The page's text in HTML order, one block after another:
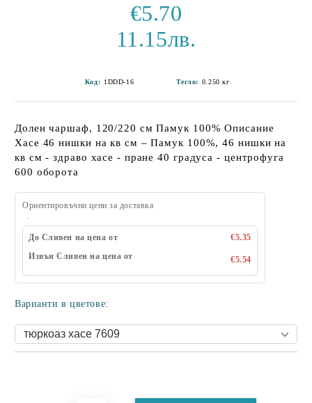
€5.70
11.15лв.
Код: 1DDD-16 Тегло: 0.250 кг
Долен чаршаф, 120/220 см Памук 100% Описание
Хасе 46 нишки на кв см – Памук 100%, 46 нишки на
кв см - здраво хасе - пране 40 градуса - центрофуга
600 оборота
Ориентировъчни цени за доставка
До Сливен на цена от
€5.35
Извън Сливен на цена от
€5.54
Варианти в цветове: